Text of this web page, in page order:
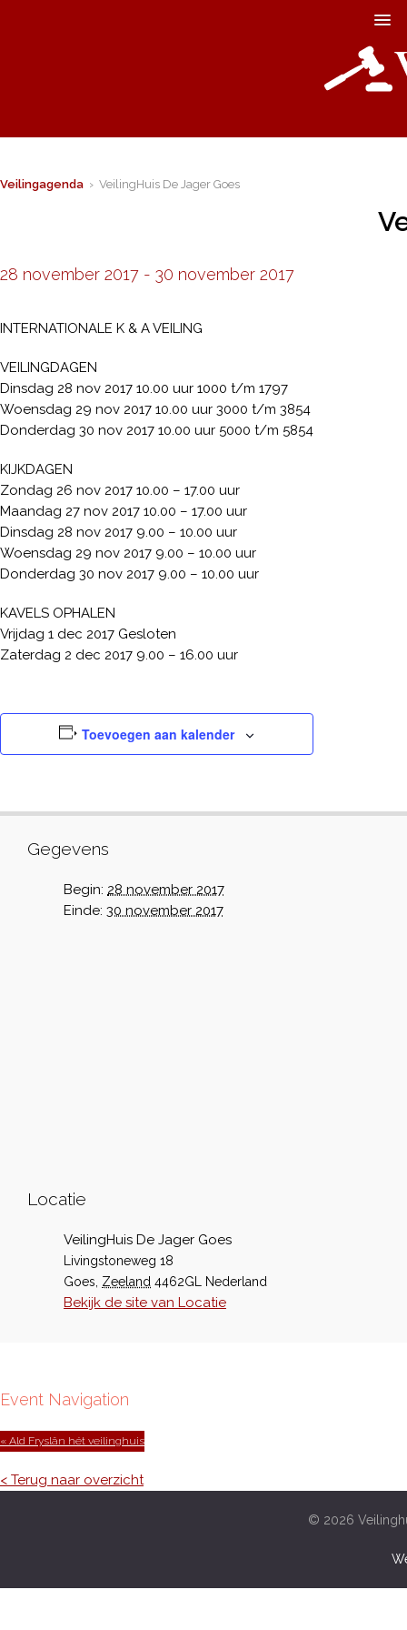
Veilingagenda › VeilingHuis De Jager Goes
28 november 2017 - 30 november 2017
INTERNATIONALE K & A VEILING
VEILINGDAGEN
Dinsdag 28 nov 2017 10.00 uur 1000 t/m 1797
Woensdag 29 nov 2017 10.00 uur 3000 t/m 3854
Donderdag 30 nov 2017 10.00 uur 5000 t/m 5854
KIJKDAGEN
Zondag 26 nov 2017 10.00 – 17.00 uur
Maandag 27 nov 2017 10.00 – 17.00 uur
Dinsdag 28 nov 2017 9.00 – 10.00 uur
Woensdag 29 nov 2017 9.00 – 10.00 uur
Donderdag 30 nov 2017 9.00 – 10.00 uur
KAVELS OPHALEN
Vrijdag 1 dec 2017 Gesloten
Zaterdag 2 dec 2017 9.00 – 16.00 uur
Toevoegen aan kalender
Gegevens
Begin: 28 november 2017
Einde: 30 november 2017
Locatie
VeilingHuis De Jager Goes
Livingstoneweg 18
Goes Zeeland 4462GL Nederland
Bekijk de site van Locatie
Event Navigation
« Ald Fryslân hét veilinghuis
< Terug naar overzicht
© 2026